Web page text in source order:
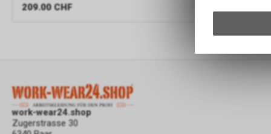
209.00 CHF
work-wear24.shop
Zugerstrasse 30